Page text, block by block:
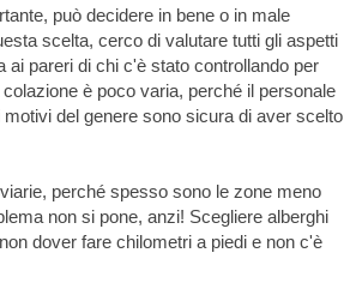
può decidere in bene o in male
scelta, cerco di valutare tutti gli aspetti
pareri di chi c'è stato controllando per
è poco varia, perché il personale
del genere sono sicura di aver scelto
perché spesso sono le zone meno
non si pone, anzi! Scegliere alberghi
dover fare chilometri a piedi e non c'è